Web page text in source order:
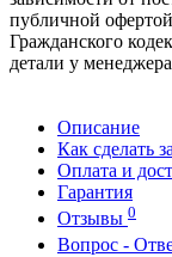
публичной
Гражданского
детали у
Описание
Как сделать
Оплата и
Гарантия
Отзывы 0
Вопрос -